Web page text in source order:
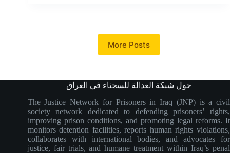
More Posts
حول شبكة العدالة للسجناء في العراق
The Justice Network for Prisoners in Iraq (JNP) is a civil
society network dedicated to defending prisoners’ rights,
improving prison conditions, and promoting legal reforms. It
monitors detention facilities, reports human rights violations,
collaborates with international bodies, and advocates for
justice, fair trials, and humane treatment within Iraq’s penal